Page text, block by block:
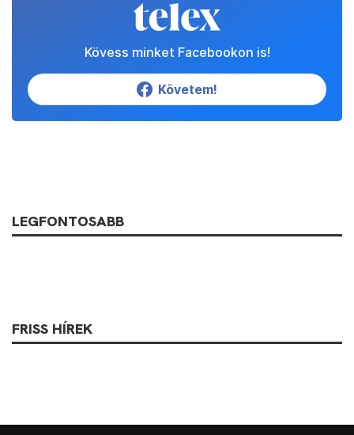
Kövess minket Facebookon is!
Követem!
LEGFONTOSABB
FRISS HÍREK